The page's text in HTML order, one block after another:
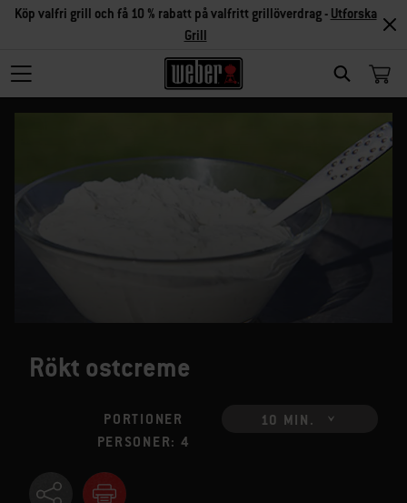
SEARCH
Köp valfri grill och få 10 % rabatt på valfritt grillöverdrag - Utforska
Grill
Rökt ostcreme
PORTIONER
PERSONER: 4
10 MIN.